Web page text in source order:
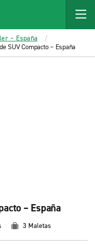
– España
SUV Compacto – España
– España
3 Maletas